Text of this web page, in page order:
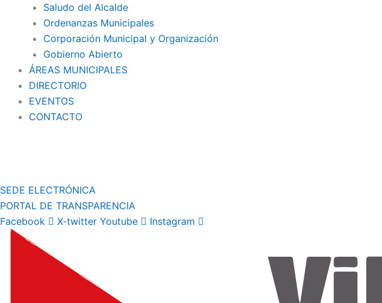
Saludo del Alcalde
Ordenanzas Municipales
Corporación Municipal y Organización
Gobierno Abierto
ÁREAS MUNICIPALES
DIRECTORIO
EVENTOS
CONTACTO
SEDE ELECTRÓNICA
PORTAL DE TRANSPARENCIA
Facebook
X-twitter Youtube Instagram